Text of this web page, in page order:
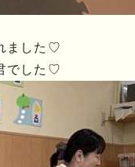
ました♡
でした♡